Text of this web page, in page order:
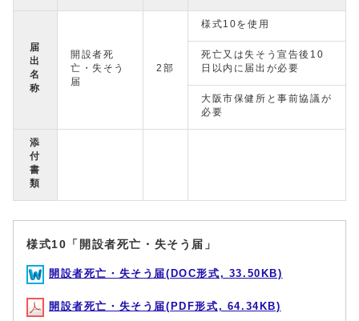
届
出
名
称
開設者死
亡・失そう
届
2部
様式10を使用
死亡又は失そう宣告後10
日以内に届出が必要
大阪市保健所と事前協議が
必要
添
付
書
類
様式10「開設者死亡・失そう届」
開設者死亡・失そう届(DOC形式, 33.50KB)
開設者死亡・失そう届(PDF形式, 64.34KB)